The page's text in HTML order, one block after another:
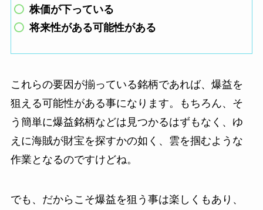
株価が下っている
将来性がある可能性がある
これらの要因が揃っている銘柄であれば、爆益を
狙える可能性がある事になります。もちろん、そ
う簡単に爆益銘柄などは見つかるはずもなく、ゆ
えに海賊が財宝を探すかの如く、雲を掴むような
作業となるのですけどね。
でも、だからこそ爆益を狙う事は楽しくもあり、